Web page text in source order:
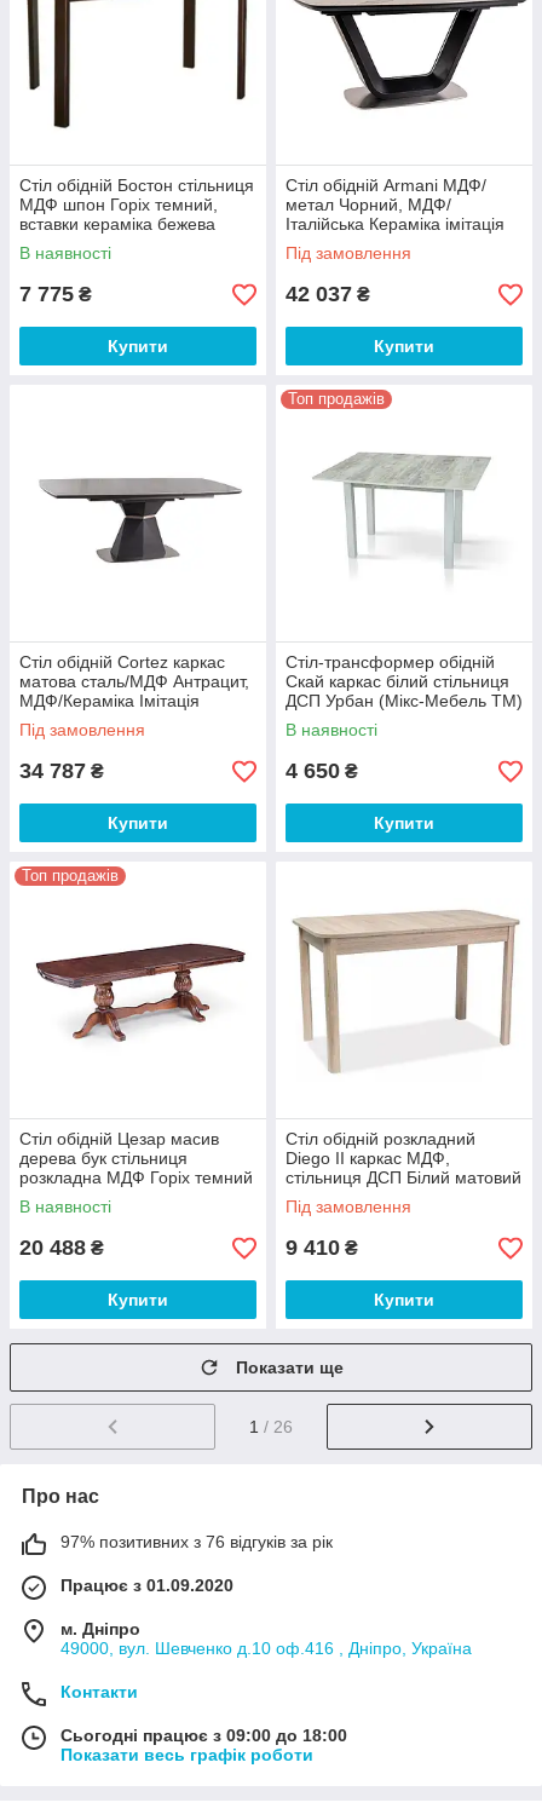
Стіл обідній Бостон стільниця
МДФ шпон Горіх темний,
вставки кераміка бежева
115/154*74 см (Мікс-Мебель
ТМ)
В наявності
7 775 ₴
Купити
Стіл обідній Armani МДФ/
метал Чорний, МДФ/
Італійська Кераміка імітація
мармуру 160-220х90
(SignalTM)
Під замовлення
42 037 ₴
Купити
Стіл обідній Cortez каркас
матова сталь/МДФ Антрацит,
МДФ/Кераміка Імітація
мармуру 160-210x90
(SignalTM)
Під замовлення
34 787 ₴
Купити
Топ продажів
Стіл-трансформер обідній
Скай каркас білий стільниця
ДСП Урбан (Мікс-Мебель TM)
В наявності
4 650 ₴
Купити
Топ продажів
Стіл обідній Цезар масив
дерева бук стільниця
розкладна МДФ Горіх темний
200/240*100 см (Мікс-Мебель
ТМ)
В наявності
20 488 ₴
Купити
Стіл обідній розкладний
Diego II каркас МДФ,
стільниця ДСП Білий матовий
105-140x65 (SignalTM)
Під замовлення
9 410 ₴
Купити
Показати ще
1 / 26
Про нас
97% позитивних з 76 відгуків за рік
Працює з 01.09.2020
м. Дніпро
49000, вул. Шевченко д.10 оф.416 , Дніпро, Україна
Контакти
Сьогодні працює з 09:00 до 18:00
Показати весь графік роботи